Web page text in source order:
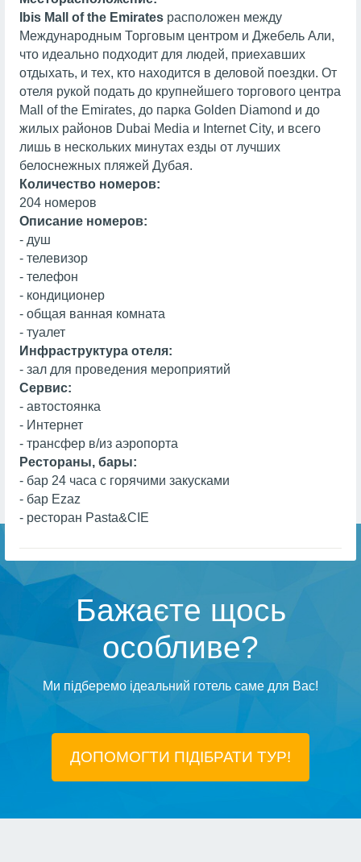
Ibis Mall of the Emiratesрасположен между
Международным Торговым центром и Джебель Али,
что идеально подходит для людей, приехавших
отдыхать, и тех, кто находится в деловой поездки. От
отеля рукой подать до крупнейшего торгового центра
Mall of the Emirates, до парка Golden Diamond и до
жилых районов Dubai Media и Internet City, и всего
лишь в нескольких минутах езды от лучших
белоснежных пляжей Дубая.
Количество номеров:
204 номеров
Описание номеров:
- душ
- телевизор
- телефон
- кондиционер
- общая ванная комната
- туалет
Инфраструктура отеля:
- зал для проведения мероприятий
Сервис:
- автостоянка
- Интернет
- трансфер в/из аэропорта
Рестораны, бары:
- бар 24 часа с горячими закусками
- бар Ezaz
- ресторан Pasta&CIE
Бажаєте щось
особливе?
Ми підберемо ідеальний готель саме для Вас!
ДОПОМОГТИ ПІДIБРАТИ ТУР!